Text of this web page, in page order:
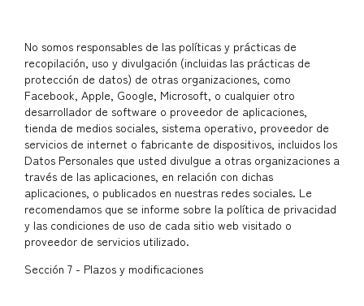
No somos responsables de las políticas y prácticas de
recopilación, uso y divulgación (incluidas las prácticas de
protección de datos) de otras organizaciones, como
Facebook, Apple, Google, Microsoft, o cualquier otro
desarrollador de software o proveedor de aplicaciones,
tienda de medios sociales, sistema operativo, proveedor de
servicios de internet o fabricante de dispositivos, incluidos los
Datos Personales que usted divulgue a otras organizaciones a
través de las aplicaciones, en relación con dichas
aplicaciones, o publicados en nuestras redes sociales. Le
recomendamos que se informe sobre la política de privacidad
y las condiciones de uso de cada sitio web visitado o
proveedor de servicios utilizado.
Sección 7 - Plazos y modificaciones